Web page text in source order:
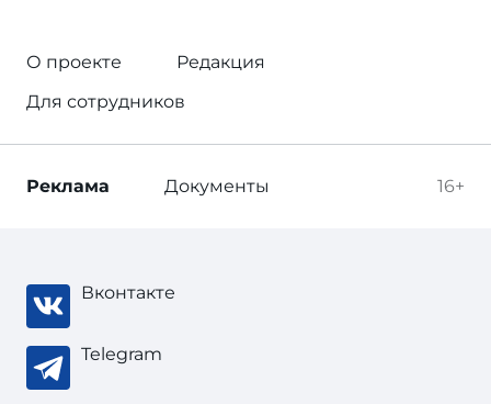
О проекте
Редакция
Для сотрудников
16+
Реклама Документы
Вконтакте
Telegram